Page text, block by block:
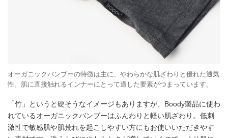
オーガニックバンブーの特徴は主に、やわらかな肌ざわりと優れた通気
性。肌に直接触れるインナーにとって適した要素がつまっています。
「竹」というと硬そうなイメージもありますが、Boody製品に使わ
れているオーガニックバンブーはふんわりと軽い肌ざわり。低刺
激性で敏感肌や肌荒れを起こしやすい方にもお使いいただきやす